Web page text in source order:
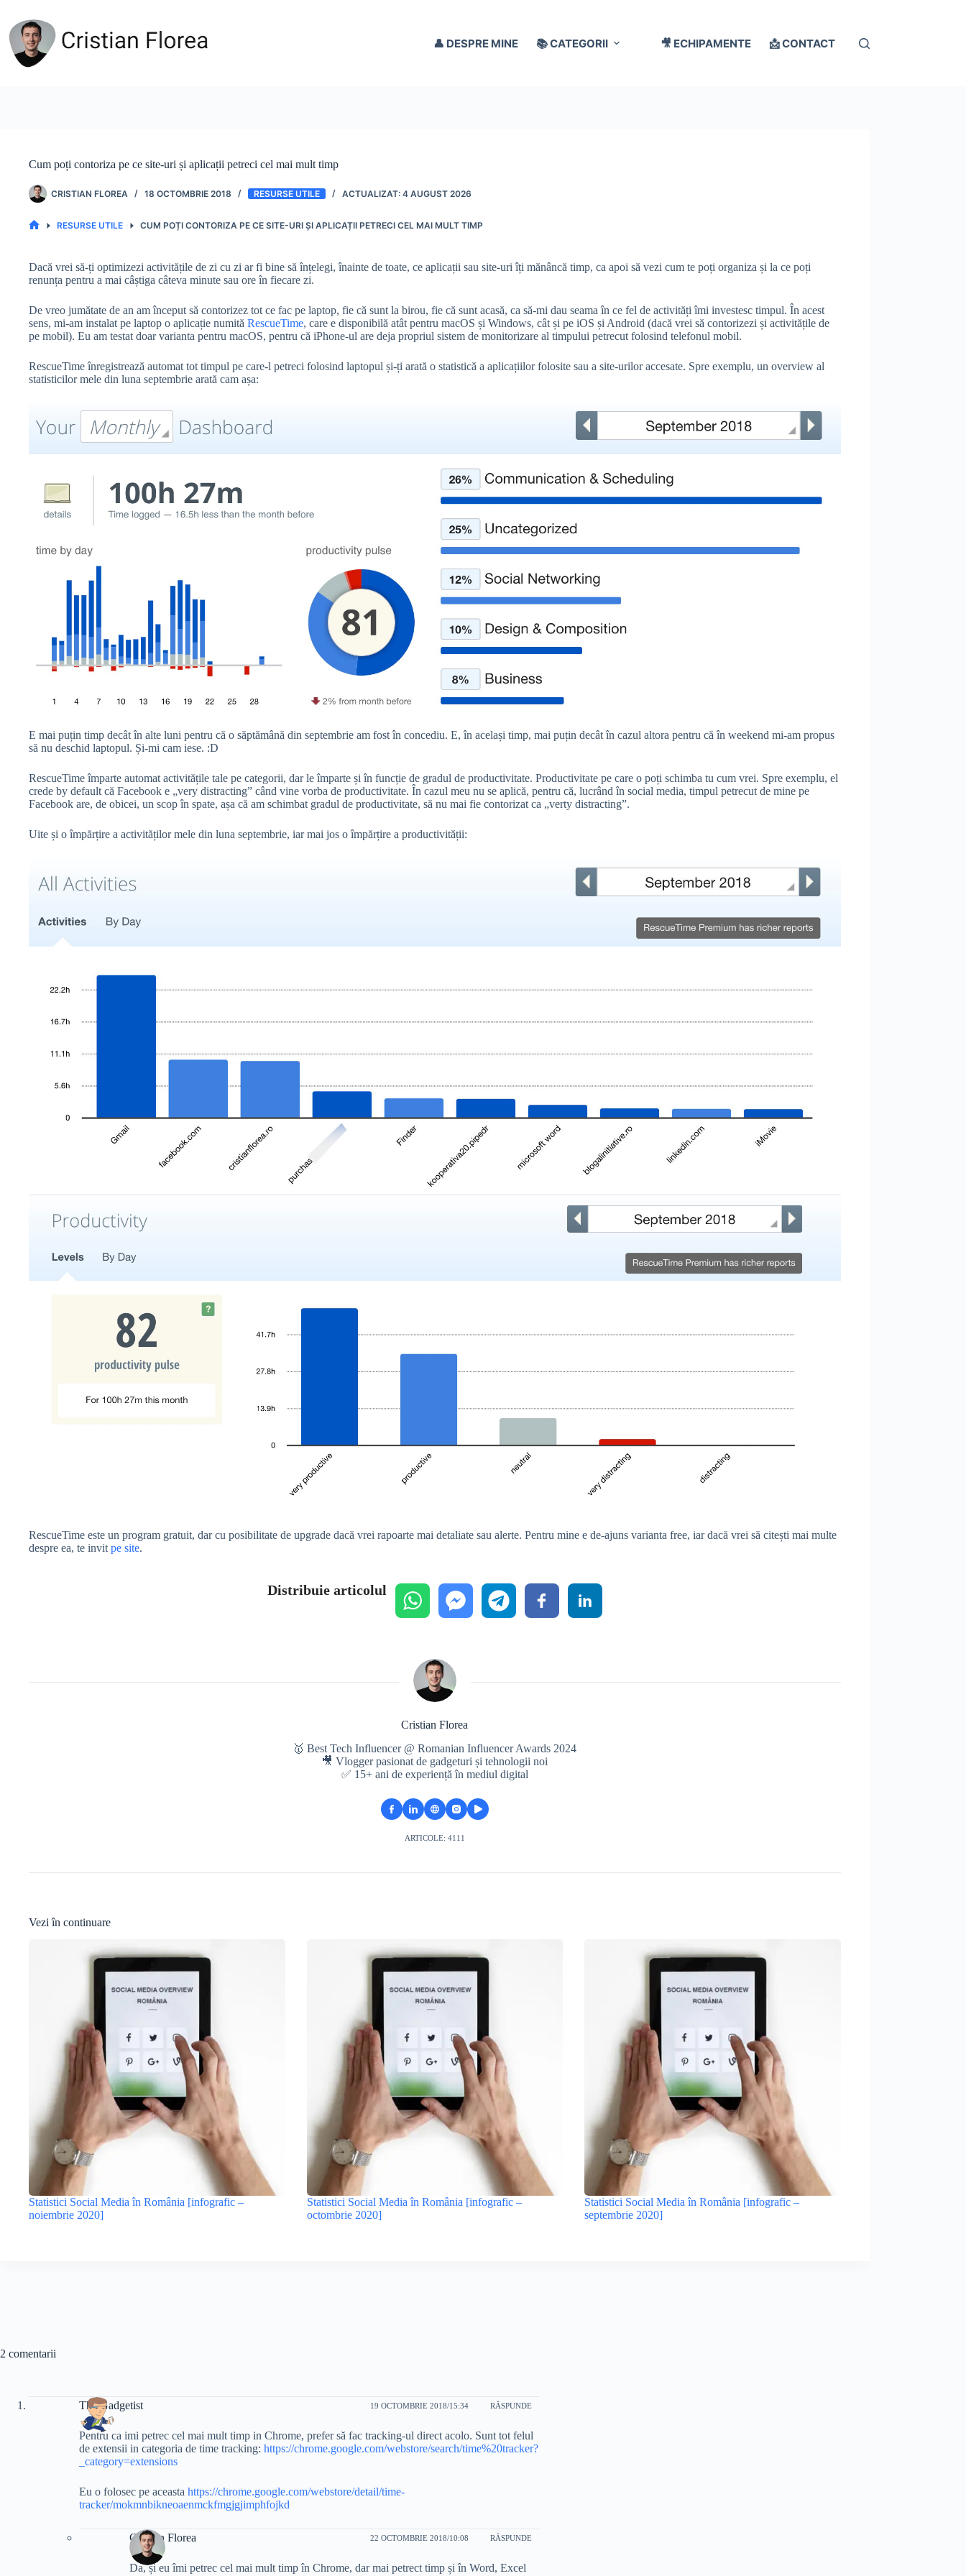
conținut
👤 DESPRE MINE 📚 CATEGORII 🎥 ECHIPAMENTE 📩 CONTACT
Cum poți contoriza pe ce site-uri și aplicații petreci cel mai mult timp
CRISTIAN FLOREA 18 OCTOMBRIE 2018 RESURSE UTILE 4 AUGUST 2026
RESURSE UTILE CUM POȚI CONTORIZA PE CE SITE-URI ȘI APLICAȚII PETRECI CEL MAI MULT TIMP
Dacă vrei să-ți optimizezi activitățile de zi cu zi ar fi bine să înțelegi, înainte de toate, ce aplicații sau site-uri îți mănâncă timp, ca apoi să vezi cum te poți organiza și la ce poți
renunța pentru a mai câștiga câteva minute sau ore în fiecare zi.
De vreo jumătate de an am început să contorizez tot ce fac pe laptop, fie că sunt la birou, fie că sunt acasă, ca să-mi dau seama în ce fel de activități îmi investesc timpul. În acest
sens, mi-am instalat pe laptop o aplicație numită RescueTime, care e disponibilă atât pentru macOS și Windows, cât și pe iOS și Android (dacă vrei să contorizezi și activitățile de
pe mobil). Eu am testat doar varianta pentru macOS, pentru că iPhone-ul are deja propriul sistem de monitorizare al timpului petrecut folosind telefonul mobil.
RescueTime înregistrează automat tot timpul pe care-l petreci folosind laptopul și-ți arată o statistică a aplicațiilor folosite sau a site-urilor accesate. Spre exemplu, un overview al
statisticilor mele din luna septembrie arată cam așa:
E mai puțin timp decât în alte luni pentru că o săptămână din septembrie am fost în concediu. E, în același timp, mai puțin decât în cazul altora pentru că în weekend mi-am propus
să nu deschid laptopul. Și-mi cam iese. :D
RescueTime împarte automat activitățile tale pe categorii, dar le împarte și în funcție de gradul de productivitate. Productivitate pe care o poți schimba tu cum vrei. Spre exemplu, el
crede by default că Facebook e „very distracting” când vine vorba de productivitate. În cazul meu nu se aplică, pentru că, lucrând în social media, timpul petrecut de mine pe
Facebook are, de obicei, un scop în spate, așa că am schimbat gradul de productivitate, să nu mai fie contorizat ca „verty distracting”.
Uite și o împărțire a activităților mele din luna septembrie, iar mai jos o împărțire a productivității:
RescueTime este un program gratuit, dar cu posibilitate de upgrade dacă vrei rapoarte mai detaliate sau alerte. Pentru mine e de-ajuns varianta free, iar dacă vrei să citești mai multe
despre ea, te invit pe site.
Distribuie articolul
Cristian Florea
🥇 Best Tech Influencer @ Romanian Influencer Awards 2024
🎥 Vlogger pasionat de gadgeturi și tehnologii noi
✅ 15+ ani de experiență în mediul digital
ARTICOLE: 4111
Vezi în continuare
Statistici Social Media în România [infografic –
noiembrie 2020]
Statistici Social Media în România [infografic –
octombrie 2020]
Statistici Social Media în România [infografic –
septembrie 2020]
2 comentarii
The Gadgetist 19 OCTOMBRIE 2018/15:34 RĂSPUNDE
Pentru ca imi petrec cel mai mult timp in Chrome, prefer să fac tracking-ul direct acolo. Sunt tot felul
de extensii in categoria de time tracking: https://chrome.google.com/webstore/search/time%20tracker?
_category=extensions
Eu o folosec pe aceasta https://chrome.google.com/webstore/detail/time-
tracker/mokmnbikneoaenmckfmgjgjimphfojkd
Cristian Florea 22 OCTOMBRIE 2018/10:08 RĂSPUNDE
Da, și eu îmi petrec cel mai mult timp în Chrome, dar mai petrect timp și în Word, Excel